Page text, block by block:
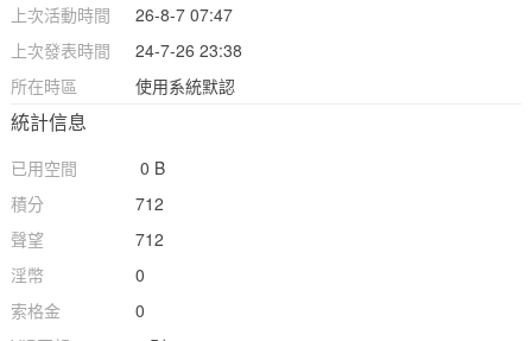
上次活動時間
26-8-7 07:47
上次發表時間
24-7-26 23:38
所在時區
使用系統默認
統計信息
已用空間
0 B
積分
712
聲望
712
淫幣
0
索格金
0